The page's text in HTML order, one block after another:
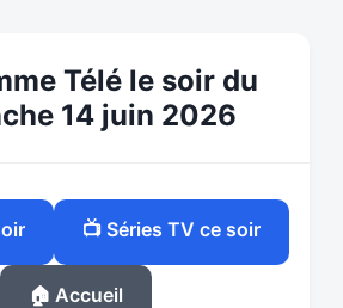
Télé le soir du
14 juin 2026
📺 Séries TV ce soir
🏠 Accueil